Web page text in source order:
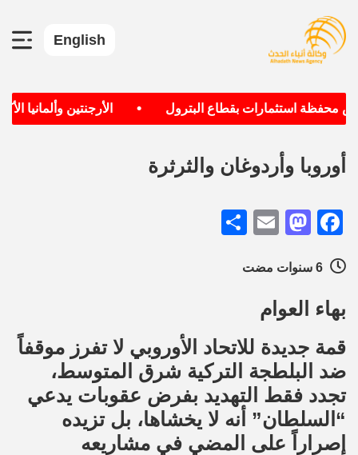
English
استثمارات بقطاع البترول الأرجنتين وألمانيا
أوروبا وأردوغان والثرثرة
Facebook
Mastodon
Email
بهاء العوام
قمة جديدة للاتحاد الأوروبي لا تفرز موقفاً
ضد البلطجة التركية شرق المتوسط،
تجدد فقط التهديد بفرض عقوبات يدعي
“السلطان” أنه لا يخشاها، بل تزيده
إصراراً على المضي في مشاريعه